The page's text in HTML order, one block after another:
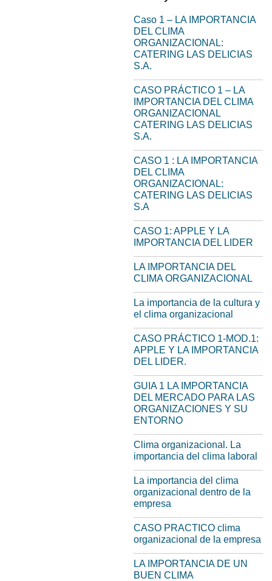
Caso 1 – LA IMPORTANCIA
DEL CLIMA
ORGANIZACIONAL:
CATERING LAS DELICIAS
S.A.
CASO PRÁCTICO 1 – LA
IMPORTANCIA DEL CLIMA
ORGANIZACIONAL
CATERING LAS DELICIAS
S.A.
CASO 1 : LA IMPORTANCIA
DEL CLIMA
ORGANIZACIONAL:
CATERING LAS DELICIAS
S.A
CASO 1: APPLE Y LA
IMPORTANCIA DEL LIDER
LA IMPORTANCIA DEL
CLIMA ORGANIZACIONAL
La importancia de la cultura y
el clima organizacional
CASO PRÁCTICO 1-MOD.1:
APPLE Y LA IMPORTANCIA
DEL LIDER.
GUIA 1 LA IMPORTANCIA
DEL MERCADO PARA LAS
ORGANIZACIONES Y SU
ENTORNO
Clima organizacional. La
importancia del clima laboral
La importancia del clima
organizacional dentro de la
empresa
CASO PRACTICO clima
organizacional de la empresa
LA IMPORTANCIA DE UN
BUEN CLIMA